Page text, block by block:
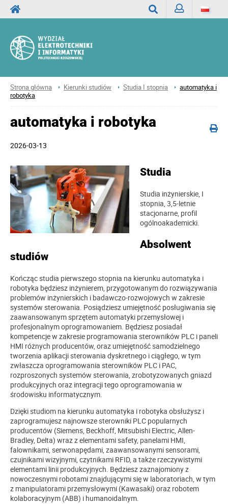
Strona główna Kierunki studiów Studia I stopnia
automatyka i
robotyka
automatyka i robotyka
2026-03-13
Studia
Studia inżynierskie, I
stopnia, 3,5-letnie
stacjonarne, profil
ogólnoakademicki.
Absolwent
studiów
Kończąc studia pierwszego stopnia na kierunku automatyka i
robotyka będziesz inżynierem, przygotowanym do rozwiązywania
problemów inżynierskich i badawczo-rozwojowych w zakresie
systemów sterowania. Posiądziesz umiejętność posługiwania się
zaawansowanym sprzętem automatyki przemysłowej i
profesjonalnym oprogramowaniem. Będziesz posiadał
kompetencje w zakresie programowania sterowników PLC i paneli
HMI różnych producentów, oraz umiejętność samodzielnego
tworzenia aplikacji sterowania dyskretnego i ciągłego, w tym
zwłaszcza oprogramowania sterowników PLC i PAC,
rozproszonych systemów sterowania, zrobotyzowanych gniazd
produkcyjnych oraz integracji tego oprogramowania w
środowisku informatycznym.
Dzięki studiom na kierunku automatyka i robotyka obsłużysz i
zaprogramujesz najnowsze sterowniki PLC popularnych
producentów (Siemens, Beckhoff, Mitsubishi Electric, Allen-
Bradley, Delta) wraz z elementami safety, panelami HMI,
falownikami, serwonapędami, zaawansowanymi sensorami,
czujnikami wizyjnymi, czytnikami RFID, a także rzeczywistymi
elementami linii produkcyjnych. Będziesz zaznajomiony z
nowoczesnymi robotami znajdującymi się w laboratoriach, w tym
z manipulatorami przemysłowymi (Kawasaki) oraz robotem
kolaboracyjnym (ABB) i humanoidalnym.